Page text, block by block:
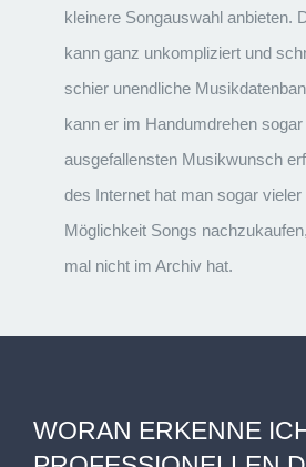
kleinere Songauswahl anbieten.
kann ganz unkompliziert und
schier unendliche
kann er im Handumdrehen sogar
ausgefallensten Musikwunsch
des Internet hat man sogar
Möglichkeit Songs
mal nicht im Archiv hat.
WORAN ERKENNE